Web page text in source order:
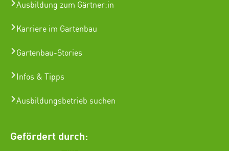
Ausbildung zum Gärtner:in
Karriere im Gartenbau
Gartenbau-Stories
Infos & Tipps
Ausbildungsbetrieb suchen
Gefördert durch: